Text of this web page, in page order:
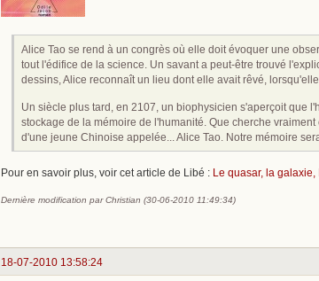
Alice Tao se rend à un congrès où elle doit évoquer une
tout l'édifice de la science. Un savant a peut-être trouvé
dessins, Alice reconnaît un lieu dont elle avait rêvé,
Un siècle plus tard, en 2107, un biophysicien s'aperçoit que
stockage de la mémoire de l'humanité. Que cherche
d'une jeune Chinoise appelée... Alice Tao. Notre mémoire
Pour en savoir plus, voir cet article de Libé : Le quasar, la
Dernière modification par Christian (30-06-2010 11:49:34)
18-07-2010 13:58:24